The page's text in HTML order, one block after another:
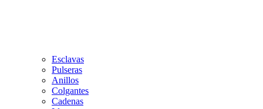
Esclavas
Pulseras
Anillos
Colgantes
Cadenas